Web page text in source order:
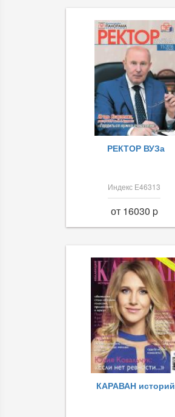
РЕКТОР ВУЗа
Индекс Е46313
от 16030 p
КАРАВАН историй